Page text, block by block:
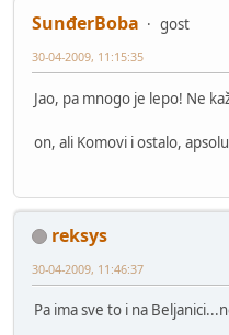
SunđerBoba
gost
30-04-2009, 11:15:35
Jao, pa mnogo je lepo! Ne
on, ali Komovi i ostalo,
reksys
30-04-2009, 11:46:37
Pa ima sve to i na